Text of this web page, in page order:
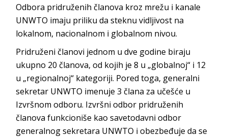
Odbora pridruženih članova kroz mrežu i kanale
UNWTO imaju priliku da steknu vidljivost na
lokalnom, nacionalnom i globalnom nivou.
Pridruženi članovi jednom u dve godine biraju
ukupno 20 članova, od kojih je 8 u „globalnoj“ i 12
u „regionalnoj“ kategoriji. Pored toga, generalni
sekretar UNWTO imenuje 3 člana za učešće u
Izvršnom odboru. Izvršni odbor pridruženih
članova funkcioniše kao savetodavni odbor
generalnog sekretara UNWTO i obezbeđuje da se